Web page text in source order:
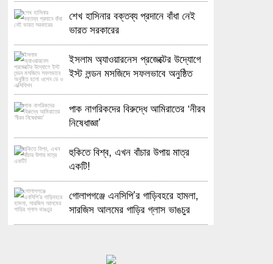
শেখ হাসিনার বক্তব্য প্রদানে বাঁধা নেই
ভারত সরকারের
ইসলাম অ্যাওয়ারনেস প্রজেক্টের উদ্যোগে
ইস্ট লন্ডন মসজিদে সফলভাবে অনুষ্ঠিত
পাক নাগরিকদের বিরুদ্ধে আমিরাতের ‘নীরব
নিষেধাজ্ঞা’
হুকিতে বিশ্ব, এখন বাঁচার উপায় মাত্র
একটি!
গোলাপগঞ্জে এনসিপি’র গাড়িবহরে হামলা,
সারজিস আলমের গাড়ির গ্লাস ভাঙচুর